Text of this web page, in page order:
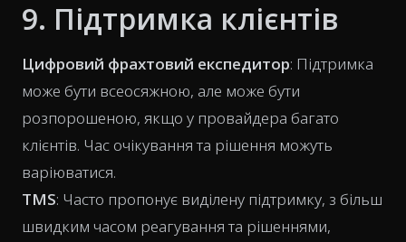
9. Підтримка клієнтів
Цифровий фрахтовий експедитор: Підтримка
може бути всеосяжною, але може бути
розпорошеною, якщо у провайдера багато
клієнтів. Час очікування та рішення можуть
варіюватися.
TMS: Часто пропонує виділену підтримку, з більш
швидким часом реагування та рішеннями,